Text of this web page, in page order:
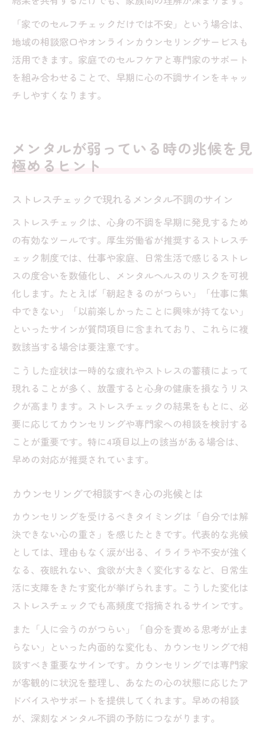
「家でのセルフチェックだけでは不安」という場合は、
地域の相談窓口やオンラインカウンセリングサービスも
活用できます。家庭でのセルフケアと専門家のサポート
を組み合わせることで、早期に心の不調サインをキャッ
チしやすくなります。
メンタルが弱っている時の兆候を見
極めるヒント
ストレスチェックで現れるメンタル不調のサイン
ストレスチェックは、心身の不調を早期に発見するため
の有効なツールです。厚生労働省が推奨するストレスチ
ェック制度では、仕事や家庭、日常生活で感じるストレ
スの度合いを数値化し、メンタルヘルスのリスクを可視
化します。たとえば「朝起きるのがつらい」「仕事に集
中できない」「以前楽しかったことに興味が持てない」
といったサインが質問項目に含まれており、これらに複
数該当する場合は要注意です。
こうした症状は一時的な疲れやストレスの蓄積によって
現れることが多く、放置すると心身の健康を損なうリス
クが高まります。ストレスチェックの結果をもとに、必
要に応じてカウンセリングや専門家への相談を検討する
ことが重要です。特に4項目以上の該当がある場合は、
早めの対応が推奨されています。
カウンセリングで相談すべき心の兆候とは
カウンセリングを受けるべきタイミングは「自分では解
決できない心の重さ」を感じたときです。代表的な兆候
としては、理由もなく涙が出る、イライラや不安が強く
なる、夜眠れない、食欲が大きく変化するなど、日常生
活に支障をきたす変化が挙げられます。こうした変化は
ストレスチェックでも高頻度で指摘されるサインです。
また「人に会うのがつらい」「自分を責める思考が止ま
らない」といった内面的な変化も、カウンセリングで相
談すべき重要なサインです。カウンセリングでは専門家
が客観的に状況を整理し、あなたの心の状態に応じたア
ドバイスやサポートを提供してくれます。早めの相談
が、深刻なメンタル不調の予防につながります。